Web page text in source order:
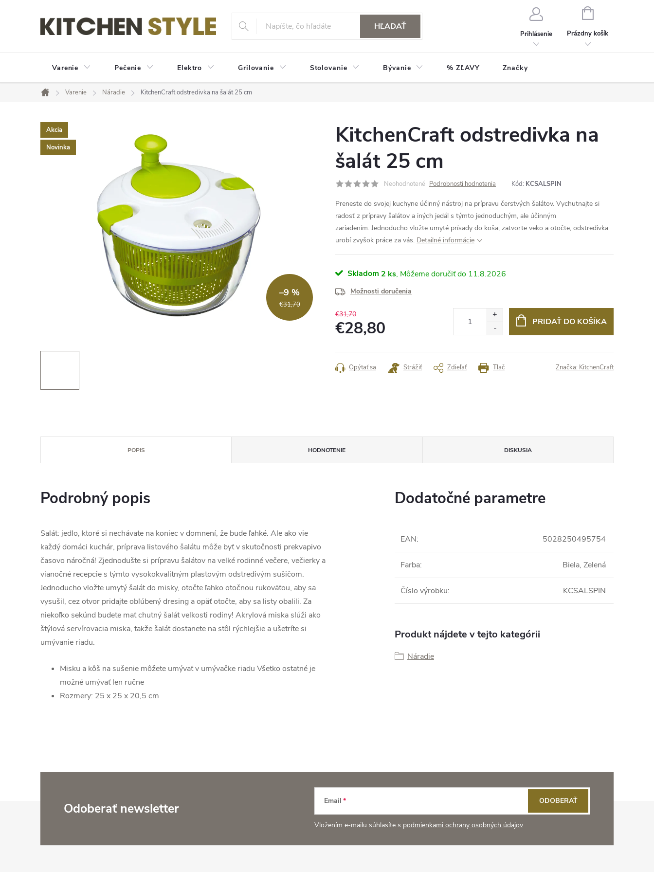
HĽADAŤ
Prihlásenie
NÁKUPNÝ
Prázdny košík
Varenie Pečenie Elektro Grilovanie Stolovanie Bývanie % ZĽAVY Značky
Domov
Varenie Náradie KitchenCraft odstredivka na šalát 25 cm
Akcia
Novinka
€31,70
–9 %
KitchenCraft odstredivka na
šalát 25 cm
Neohodnotené Podrobnosti hodnotenia Kód: KCSALSPIN
Preneste do svojej kuchyne účinný nástroj na prípravu čerstvých šalátov. Vychutnajte si
radosť z prípravy šalátov a iných jedál s týmto jednoduchým, ale účinným
zariadením. Jednoducho vložte umyté prísady do koša, zatvorte veko a otočte, odstredivka
urobí zvyšok práce za vás. Detailné informácie
Skladom 2 ks 11.8.2026
Možnosti doručenia
€31,70
€28,80
cena:
PRIDAŤ DO KOŠÍKA
Tlač
Opýtať sa Strážiť Zdieľať Značka: KitchenCraft
POPIS HODNOTENIE DISKUSIA
Podrobný popis
Salát: jedlo, ktoré si nechávate na koniec v domnení, že bude ľahké. Ale ako vie
každý domáci kuchár, príprava listového šalátu môže byť v skutočnosti prekvapivo
časovo náročná! Zjednodušte si prípravu šalátov na veľké rodinné večere, večierky a
vianočné recepcie s týmto vysokokvalitným plastovým odstredivým sušičom.
Jednoducho vložte umytý šalát do misky, otočte ľahko otočnou rukoväťou, aby sa
vysušil, cez otvor pridajte obľúbený dresing a opäť otočte, aby sa listy obalili. Za
niekoľko sekúnd budete mať chutný šalát veľkosti rodiny! Akrylová miska slúži ako
štýlová servírovacia miska, takže šalát dostanete na stôl rýchlejšie a ušetríte si
umývanie riadu.
Misku a kôš na sušenie môžete umývať v umývačke riadu Všetko ostatné je
možné umývať len ručne
Rozmery: 25 x 25 x 20,5 cm
Dodatočné parametre
EAN: 5028250495754
Farba: Biela, Zelená
Číslo výrobku: KCSALSPIN
Produkt nájdete v tejto kategórii
Náradie
Odoberať newsletter Email
Vložením e-mailu súhlasíte s podmienkami ochrany osobných údajov
ODOBERAŤ